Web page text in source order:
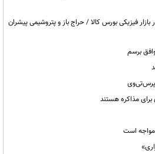
تن کالا در بازار فیزیکی بورس کالا / حراج باز و پتروشیمی پیشران
برسم
پرس‌تی‌وی
مذاکره هستند
مواجه است